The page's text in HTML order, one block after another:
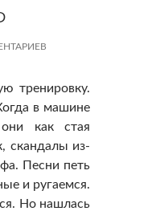
тренировку.
в машине
как стая
скандалы из-
Песни петь
и ругаемся.
Но нашлась